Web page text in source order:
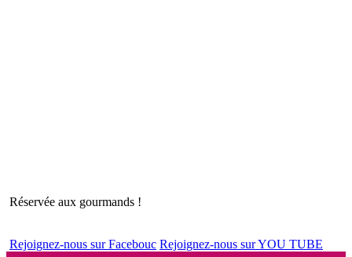
Réservée aux gourmands !
Rejoignez-nous sur Facebouc Rejoignez-nous sur YOU TUBE